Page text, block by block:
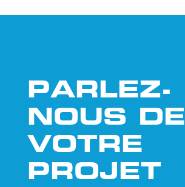
PARLEZ-
NOUS DE
VOTRE
PROJET